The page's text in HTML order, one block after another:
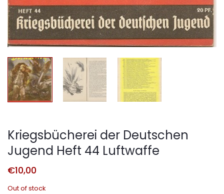
Kriegsbücherei der Deutschen
Jugend Heft 44 Luftwaffe
€10,00
Out of stock